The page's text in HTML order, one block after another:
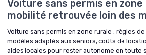
Voiture sans permis en zone
mobilité retrouvée loin des
Voiture sans permis en zone rurale : règles
modèles adaptés aux seniors, coûts de
aides locales pour rester autonome en toute